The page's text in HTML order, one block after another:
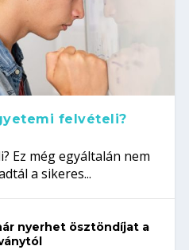
felvételi?
Ez még egyáltalán nem
a sikeres...
nyerhet ösztöndíjat a